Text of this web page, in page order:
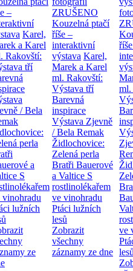
–
Karel,
a Karel
Rakovští:
tří
/ Bela
perla
a
S
vinohradu
lužních
ze
ZRUŠENO
Kouzelná ptačí
říše –
interaktivní
výstava Karel,
Marek a Karel
ml. Rakovští:
Výstava tří
Barevná
inspirace
Výstava Zjevně
/ Bela Remak
Židlochovice:
Zelená perla
Bratři Bauerové
a Valtice S
rostlinolékařem
ve vinohradu
Ptáci lužních
lesů
Zobrazit
všechny
záznamy ze dne
ml.
ve